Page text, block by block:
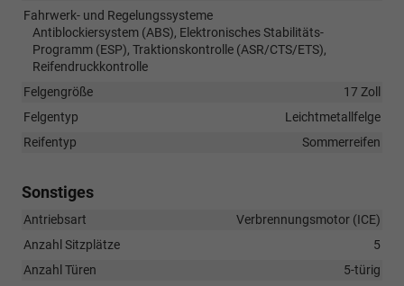
Fahrwerk- und Regelungssysteme
Antiblockiersystem (ABS), Elektronisches Stabilitäts-
Programm (ESP), Traktionskontrolle (ASR/CTS/ETS),
Reifendruckkontrolle
Felgengröße
17 Zoll
Felgentyp
Leichtmetallfelge
Reifentyp
Sommerreifen
Sonstiges
Antriebsart
Verbrennungsmotor (ICE)
Anzahl Sitzplätze
5
Anzahl Türen
5-türig